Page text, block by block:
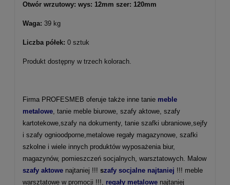
Otwór wrzutowy: wys: 12mm szer: 120mm
Waga: 39 kg
Liczba półek: 0 sztuk
Produkt dostępny w trzech kolorach.
Firma PROFESMEB oferuje także inne tanie meble
metalowe, tanie meble biurowe, szafy aktowe, szafy
kartotekowe,szafy na dokumenty, tanie szafki ubraniowe,sejfy
i szafy ognioodporne,metalowe regały magazynowe, szafki
szkolne i wiele innych produktów wyposażenia biur,
magazynów, pomieszczeń socjalnych, warsztatowych. Malow
szafy aktowe najtaniej !!! szafy socjalne najtaniej !!! meble
warsztatowe w promocji !!!, regały metalowe najtaniej